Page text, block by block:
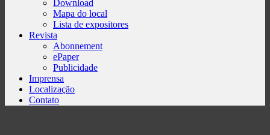
Download
Mapa do local
Lista de expositores
Revista
Abonnement
ePaper
Publicidade
Imprensa
Localização
Contato